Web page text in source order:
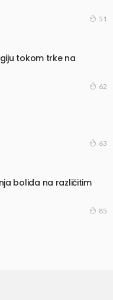
51
tokom trke na
62
63
bolida na različitim
85